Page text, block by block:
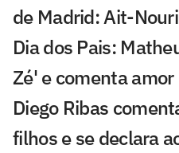
de Madrid: Ait-
Dia dos Pais:
Zé' e comenta
Diego Ribas
filhos e se declara